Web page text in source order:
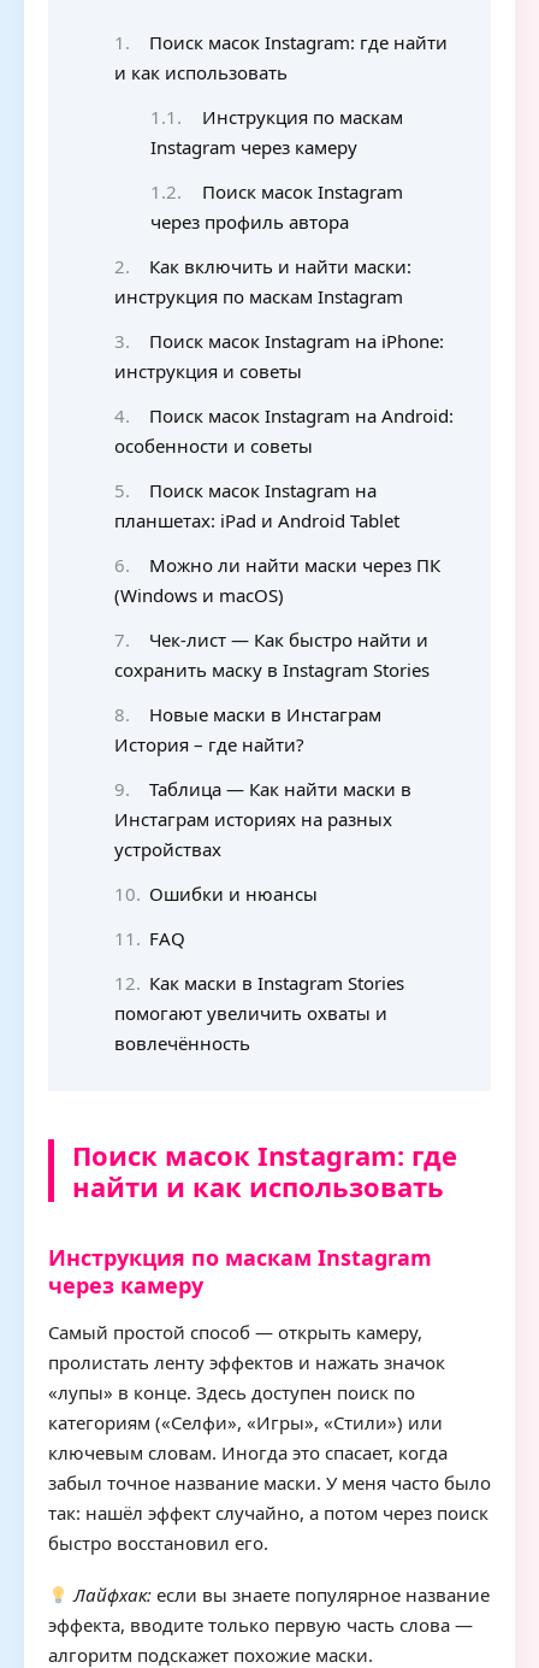
Поиск масок Instagram: где найти
и как использовать
Инструкция по маскам
Instagram через камеру
Поиск масок Instagram
через профиль автора
Как включить и найти маски:
инструкция по маскам Instagram
Поиск масок Instagram на iPhone:
инструкция и советы
Поиск масок Instagram на Android:
особенности и советы
Поиск масок Instagram на
планшетах: iPad и Android Tablet
Можно ли найти маски через ПК
(Windows и macOS)
Чек-лист — Как быстро найти и
сохранить маску в Instagram Stories
Новые маски в Инстаграм
История – где найти?
Таблица — Как найти маски в
Инстаграм историях на разных
устройствах
Ошибки и нюансы
FAQ
Как маски в Instagram Stories
помогают увеличить охваты и
вовлечённость
Поиск масок Instagram: где
найти и как использовать
Инструкция по маскам Instagram
через камеру
Самый простой способ — открыть камеру,
пролистать ленту эффектов и нажать значок
«лупы» в конце. Здесь доступен поиск по
категориям («Селфи», «Игры», «Стили») или
ключевым словам. Иногда это спасает, когда
забыл точное название маски. У меня часто было
так: нашёл эффект случайно, а потом через поиск
быстро восстановил его.
Лайфхак: если вы знаете популярное название
эффекта, вводите только первую часть слова —
алгоритм подскажет похожие маски.